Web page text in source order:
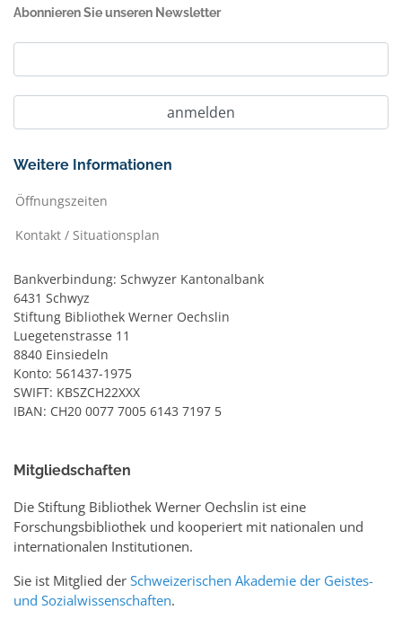
Abonnieren Sie unseren Newsletter
Weitere Informationen
Öffnungszeiten
Kontakt / Situationsplan
Bankverbindung: Schwyzer Kantonalbank
6431 Schwyz
Stiftung Bibliothek Werner Oechslin
Luegetenstrasse 11
8840 Einsiedeln
Konto: 561437-1975
SWIFT: KBSZCH22XXX
IBAN: CH20 0077 7005 6143 7197 5
Mitgliedschaften
Die Stiftung Bibliothek Werner Oechslin ist eine
Forschungsbibliothek und kooperiert mit nationalen und
internationalen Institutionen.
Sie ist Mitglied der Schweizerischen Akademie der Geistes-
und Sozialwissenschaften.